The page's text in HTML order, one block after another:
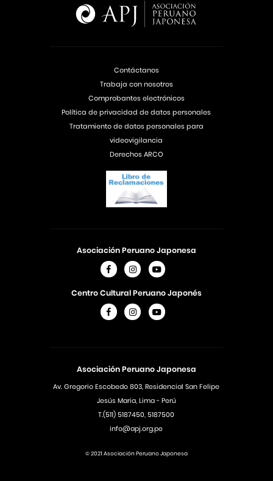
Asociación Peruano Japonesa
Av. Gregorio Escobedo 803, Residencial San Felipe
Jesús Maria, Lima - Perú
T.(511) 5187450, 5187500
info@apj.org.pe
Asociación Peruano Japonesa
Centro Cultural Peruano Japonés
Contáctanos
Trabaja con nosotros
Comprobantes electrónicos
Política de privacidad de datos personales
Tratamiento de datos personales para
videovigilancia
Derechos ARCO
© 2021 Asociación Peruano Japonesa